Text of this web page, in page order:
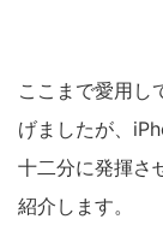
ここまで愛用し
げましたが、
十二分に発揮さ
紹介します。